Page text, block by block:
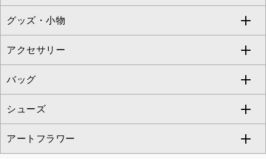
アンサンブルセット
ベスト・ジレ
パーカー
タンクトップ・キャミソール
スウェット・ジャージー
ジャンパースカート
その他のワンピース・ドレス
ガウチョ・ワイドパンツ
ハーフ・ショート丈パンツ
サロペット・オールインワン
その他のパンツ
ひざ丈スカート
ミモレ丈スカート
ショート・ミニ丈スカート
その他のスカート
テーラードジャケット
ノーカラージャケット
セットアップ
セットアップジャケット
セットアップパンツ
すべてのコート・ブルゾン
トレンチコート
ピーコート
ダッフルコート
チェスターコート
グッズ・小物
すべてのグッズ・小物
マスク
ストール・マフラー・スヌード
ベルト・サスペンダー
アクセサリー
すべてのアクセサリー
ネックレス
ピアス・イヤリング
バッグ
すべてのバッグ
トートバッグ
シューズ
すべてのシューズ
アートフラワー